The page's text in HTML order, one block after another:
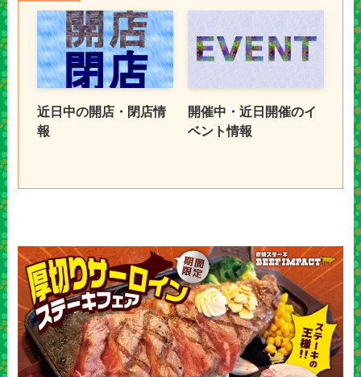
近日中の開店・閉店情
報
開催中・近日開催のイ
ベント情報